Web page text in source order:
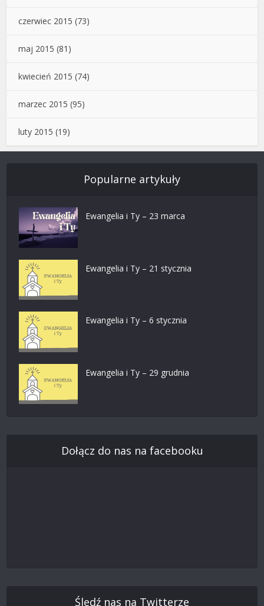
czerwiec 2015 (73)
maj 2015 (81)
kwiecień 2015 (74)
marzec 2015 (95)
luty 2015 (19)
Popularne artykuły
Ewangelia i Ty – 23 marca
Ewangelia i Ty – 21 stycznia
Ewangelia i Ty – 6 stycznia
Ewangelia i Ty – 29 grudnia
Dołącz do nas na facebooku
Śledź nas na Twitterze